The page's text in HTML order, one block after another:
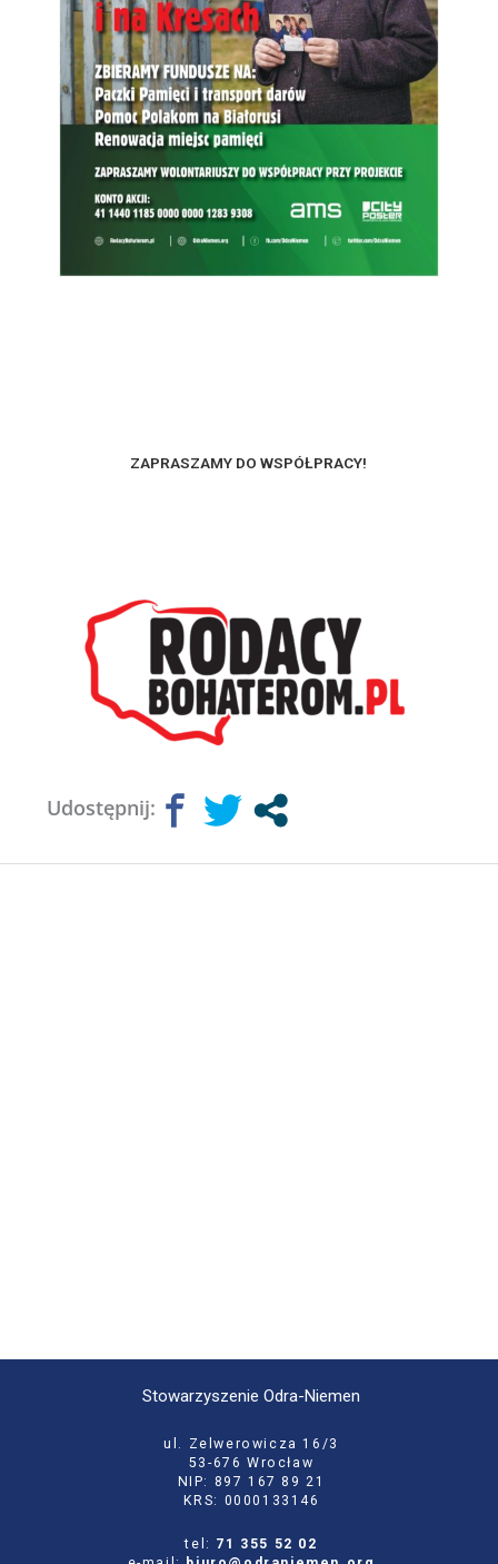
ZAPRASZAMY DO WSPÓŁPRACY!
Udostępnij:
Stowarzyszenie Odra-Niemen
ul. Zelwerowicza 16/3
53-676 Wrocław
NIP: 897 167 89 21
KRS: 0000133146
tel: 71 355 52 02